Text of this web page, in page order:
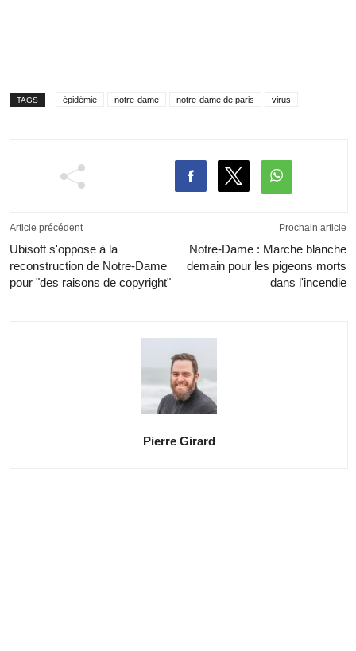
TAGS épidémie notre-dame notre-dame de paris virus
Article précédent
Ubisoft s'oppose à la
reconstruction de Notre-Dame
pour "des raisons de copyright"
Prochain article
Notre-Dame : Marche blanche
demain pour les pigeons morts
dans l'incendie
Pierre Girard